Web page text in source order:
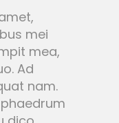
mei
mea,
Ad
nam.